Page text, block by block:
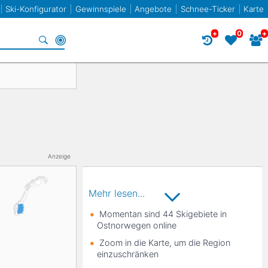
+ 0 +
Anzeige
Mehr lesen...
Momentan sind 44 Skigebiete in
Ostnorwegen online
Zoom in die Karte, um die Region
einzuschränken
Bulgarien
Liechtenstein
Ski-Konfigurator Gewinnspiele Angebote Schnee-Ticker Karte